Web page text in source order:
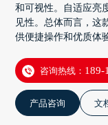
和可视性。自适应亮
见性。总体而言，这
供便捷操作和优质体
咨询热线： 189-
产品咨询 文